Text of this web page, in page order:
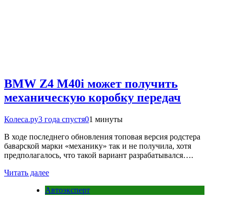
BMW Z4 M40i может получить
механическую коробку передач
Колеса.ру3 года спустя01 минуты
В ходе последнего обновления топовая версия родстера
баварской марки «механику» так и не получила, хотя
предполагалось, что такой вариант разрабатывался….
Читать далее
Автоэксперт